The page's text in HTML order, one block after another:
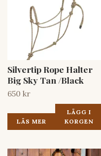
Silvertip Rope Halter
Big Sky Tan /Black
650 kr
LÄS MER
LÄGG I
KORGEN